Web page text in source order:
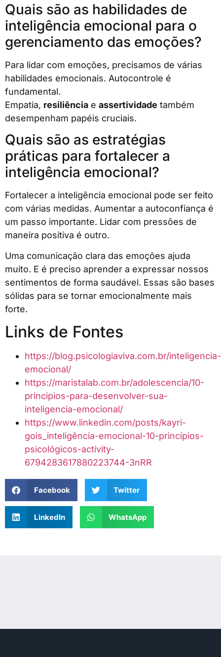
Quais são as habilidades de
inteligência emocional para o
gerenciamento das emoções?
Para lidar com emoções, precisamos de várias
habilidades emocionais. Autocontrole é
fundamental.
Empatia, resiliência e assertividade também
desempenham papéis cruciais.
Quais são as estratégias
práticas para fortalecer a
inteligência emocional?
Fortalecer a inteligência emocional pode ser feito
com várias medidas. Aumentar a autoconfiança é
um passo importante. Lidar com pressões de
maneira positiva é outro.
Uma comunicação clara das emoções ajuda
muito. E é preciso aprender a expressar nossos
sentimentos de forma saudável. Essas são bases
sólidas para se tornar emocionalmente mais
forte.
Links de Fontes
https://blog.psicologiaviva.com.br/inteligencia-
emocional/
https://maristalab.com.br/adolescencia/10-
principios-para-desenvolver-sua-
inteligencia-emocional/
https://www.linkedin.com/posts/kayri-
gois_inteligência-emocional-10-princípios-
psicológicos-activity-
6794283617880223744-3nRR
Facebook Twitter
LinkedIn WhatsApp